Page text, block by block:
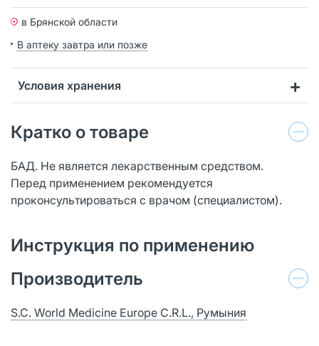
в Брянской области
В аптеку завтра или позже
Условия хранения
Кратко о товаре
БАД. Не является лекарственным средством.
Перед применением рекомендуется
проконсультироваться с врачом (специалистом).
Инструкция по применению
Производитель
S.C. World Medicine Europe C.R.L., Румыния